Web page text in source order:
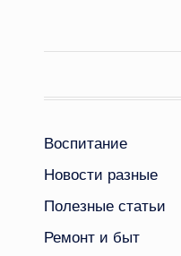
Воспитание
Новости разные
Полезные статьи
Ремонт и быт